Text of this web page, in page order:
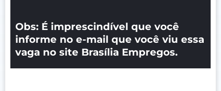
Obs: É imprescindível que você
informe no e-mail que você viu essa
vaga no site Brasília Empregos.